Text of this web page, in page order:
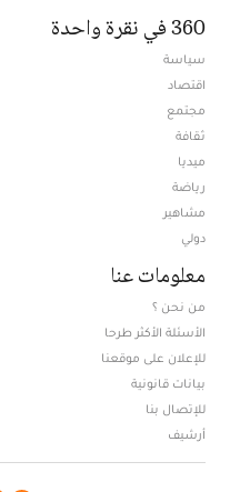
360 في نقرة واحدة
سياسة
اقتصاد
مجتمع
ثقافة
ميديا
رياضة
مشاهير
دولي
معلومات عنا
من نحن ؟
الأسئلة الأكثر طرحا
للإعلان على موقعنا
بيانات قانونية
للإتصال بنا
أرشيف